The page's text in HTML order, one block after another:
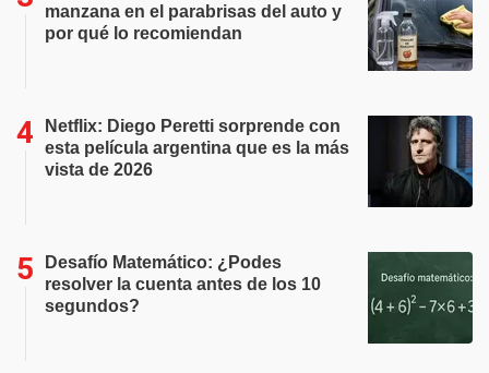
manzana en el parabrisas del auto y
por qué lo recomiendan
Netflix: Diego Peretti sorprende con
esta película argentina que es la más
vista de 2026
Desafío Matemático: ¿Podes
resolver la cuenta antes de los 10
segundos?